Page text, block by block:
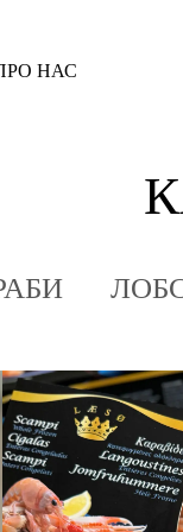
НАС
Geçen hafta, uzun